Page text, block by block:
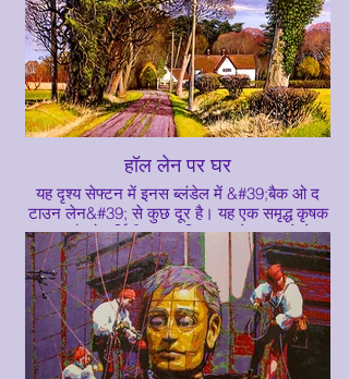
हॉल लेन पर घर
यह दृश्य सेफ्टन में इनस ब्लंडेल में &#39;बैक ओ द
टाउन लेन&#39; से कुछ दूर है। यह एक समृद्ध कृषक
समुदाय है जो मर्सिडीज पर पश्चिम तट के एक बड़े क्षेत्र
में फैला हुआ है